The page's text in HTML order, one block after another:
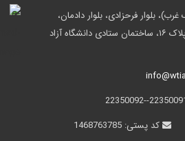
فرحزادی، بلوار دادمان،
خیابان درختی، کوچه ثقفی، پلاک ۱۶، ساختمان ستادی دانشگاه آزاد
کد پستی:1468763785